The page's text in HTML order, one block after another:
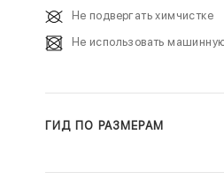
Не подвергать химчистке
Не использовать
ГИД ПО РАЗМЕРАМ